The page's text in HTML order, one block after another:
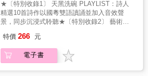
同樣見出詩語言的洞察力。周先陌的詩作風格
沉潛，題材貼近生活又能透視當中的虛實，具
不可多得的創造力。 ──陳滅（詩人）我在《赤
子》裡看見誠實和溫柔的極致，竟是對待自己
實的風寒，他擁抱一種更爲任性的慾望，想要
透過裸裎，證明原本已值得被愛，請看見並且
愛上這樣的我。即使在人們前進的地方像一個
本詩集裡不僅是客家的詩，同時也是她對人生
百味的醒悟。會心無常，超越想像——張芳慈
个第三本客話現代詩集《爧》同神話寓言故
事、生態人文、宇宙奧祕這兜多元素材聚共
中，希望透過現代詩創作，喊醒讀者對人間種
種問題个關懷，還過將自家長年以來對臺灣土
地同文學發展个這份心意，用客話寫出一篇又
★〔特別收錄1〕 天黑洗碗 PLAYLIST：詩人
精選10首詩作以國粵雙語讀誦並加入音效聲
景，同步沉浸式聆聽★〔特別收錄2〕 藝術家
✦✦✦✦✦✦「詩通常在夜裡寫成，然後入夢反
芻。與此同時，未洗的杯盤無眠發亮，就像歷
經亂離與磨難的室樂團，是時候讓碗裡的黑暗
特價 266 元
電子書